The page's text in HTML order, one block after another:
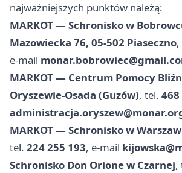
najważniejszych punktów należą:
MARKOT — Schronisko w
Mazowiecka 76, 05-502 Piaseczno
e-mail
MARKOT — Centrum Pomocy
Oryszewie-Osada (Guzów), tel. 468
MARKOT — Schronisko w
tel. 224 255 193, e-mail
Schronisko Don Orione w Czarnej,